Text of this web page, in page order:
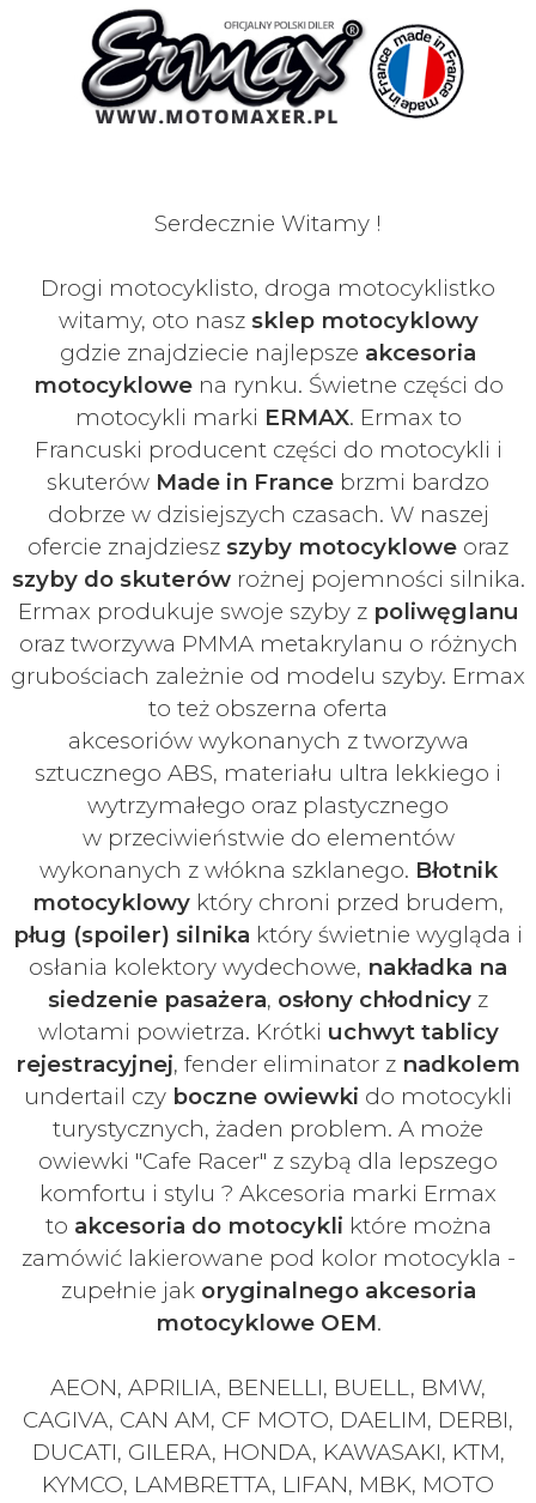
Serdecznie Witamy !
Drogi motocyklisto, droga motocyklistko
witamy, oto nasz sklep motocyklowy
gdzie znajdziecie najlepsze akcesoria
motocyklowena rynku. Świetne części do
motocykli marki ERMAX. Ermax to
Francuski producent części do motocykli i
skuterów Made in France brzmi bardzo
dobrze w dzisiejszych czasach. W naszej
ofercie znajdziesz szyby motocyklowe oraz
szyby do skuterówrożnej pojemności silnika.
Ermax produkuje swoje szyby z poliwęglanu
oraz tworzywa PMMA metakrylanu o różnych
grubościach zależnie od modelu szyby. Ermax
to też obszerna oferta
akcesoriów wykonanych z tworzywa
sztucznego ABS, materiału ultra lekkiego i
wytrzymałego oraz plastycznego
w przeciwieństwie do elementów
wykonanych z włókna szklanego. Błotnik
motocyklowy który chroni przed brudem,
pług (spoiler) silnika który świetnie wygląda i
osłania kolektory wydechowe, nakładka na
siedzenie pasażera, osłony chłodnicy z
wlotami powietrza. Krótki uchwyt tablicy
rejestracyjnej, fender eliminator z nadkolem
undertail czy boczne owiewki do motocykli
turystycznych, żaden problem. A może
owiewki "Cafe Racer" z szybą dla lepszego
komfortu i stylu ? Akcesoria marki Ermax
to akcesoria do motocykli które można
zamówić lakierowane pod kolor motocykla -
zupełnie jak oryginalnego akcesoria
motocyklowe OEM.
AEON, APRILIA, BENELLI, BUELL, BMW,
CAGIVA, CAN AM, CF MOTO, DAELIM, DERBI,
DUCATI, GILERA, HONDA, KAWASAKI, KTM,
KYMCO, LAMBRETTA, LIFAN, MBK, MOTO